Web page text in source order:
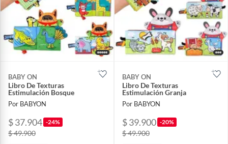
BABY ON
Libro De Texturas
Estimulación Bosque
Por BABYON
$ 37.904 -24%
$ 49.900
BABY ON
Libro De Texturas
Estimulación Granja
Por BABYON
$ 39.900 -20%
$ 49.900